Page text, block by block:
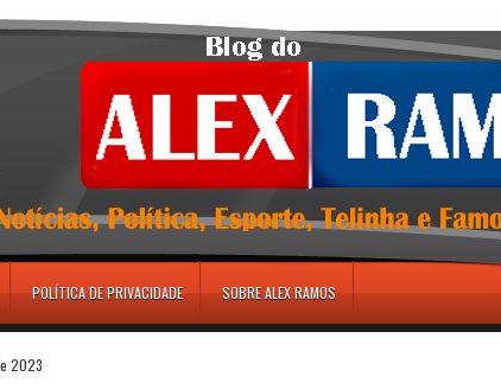
POLÍTICA DE PRIVACIDADE SOBRE ALEX RAMOS
2023